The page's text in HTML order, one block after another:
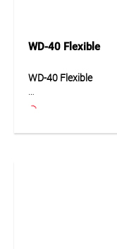
WD-40 Flexible
WD-40 Flexible
WD-40 Flexible ist
flexiblem
Stellen. Das bieg-
Gleichzeitig kann
Sprühen genutzt
heruntergeklappt
festsitzende Teile,
Metalloberflächen
Kombination aus